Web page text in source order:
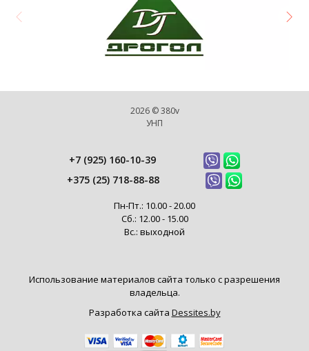
2026 © 380v
УНП
+7 (925) 160-10-39
+375 (25) 718-88-88
Пн-Пт.: 10.00 - 20.00
Сб.: 12.00 - 15.00
Вс.: выходной
Использование материалов сайта только с разрешения
владельца.
Разработка сайта Dessites.by